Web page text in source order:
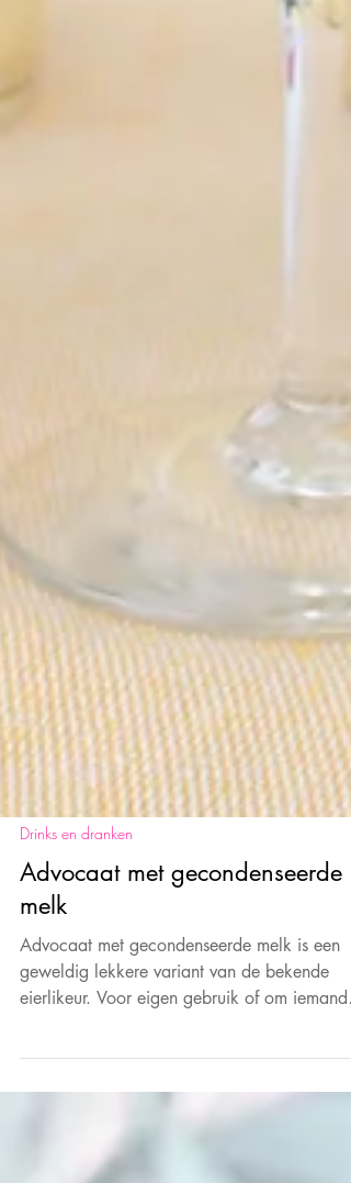
Drinks en dranken
Advocaat met gecondenseerde
melk
Advocaat met gecondenseerde melk is een